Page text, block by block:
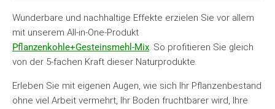
Wunderbare und nachhaltige Effekte erzielen Sie vor allem
mit unserem All-in-One-Produkt
Pflanzenkohle+Gesteinsmehl-Mix. So profitieren Sie gleich
von der 5-fachen Kraft dieser Naturprodukte.
Erleben Sie mit eigenen Augen, wie sich Ihr Pflanzenbestand
ohne viel Arbeit vermehrt, Ihr Boden fruchtbarer wird, Ihre